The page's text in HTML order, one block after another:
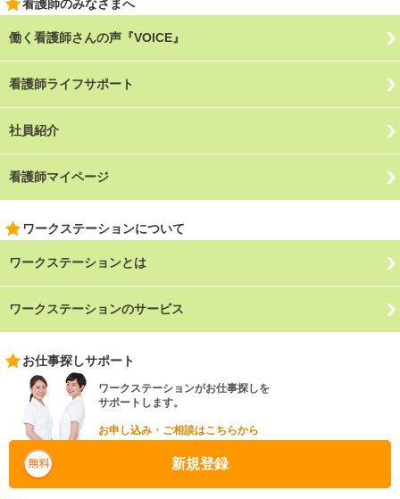
看護師のみなさまへ
働く看護師さんの声『VOICE』
看護師ライフサポート
社員紹介
看護師マイページ
ワークステーションについて
ワークステーションとは
ワークステーションのサービス
お仕事探しサポート
ワークステーションがお仕事探しを
サポートします。
お申し込み・ご相談はこちらから
新規登録